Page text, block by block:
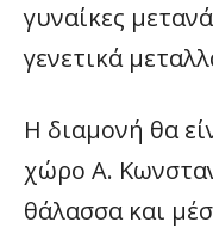
γυναίκες
γενετικά
Η διαμονή θα
χώρο Α.
θάλασσα και